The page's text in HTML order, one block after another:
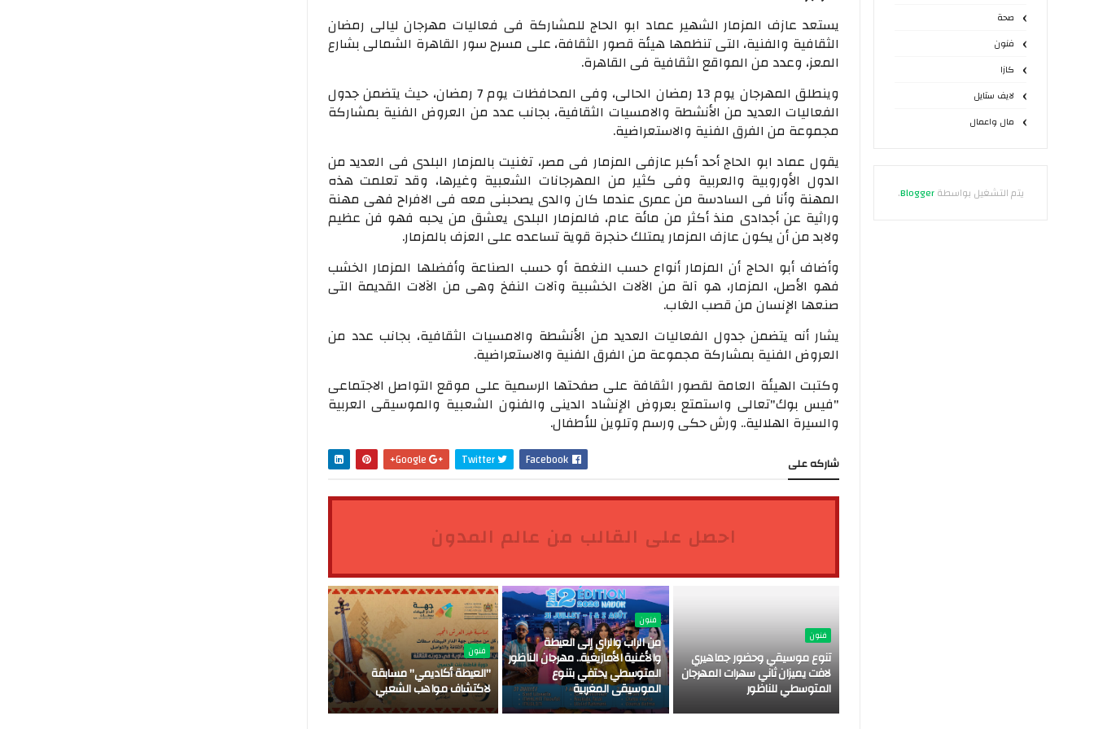
صحة
فنون
كازا
لايف ستايل
مال واعمال
يتم التشغيل بواسطةBlogger
.
يستعد عازف المزمار الشهير عماد ابو الحاج للمشاركة فى فعاليات مهرجان ليالى رمضان
الثقافية والفنية، التى تنظمها هيئة قصور الثقافة، على مسرح سور القاهرة الشمالى بشارع
المعز، وعدد من المواقع الثقافية فى القاهرة.
وينطلق المهرجان يوم 13 رمضان الحالى، وفى المحافظات يوم 7 رمضان، حيث يتضمن جدول
الفعاليات العديد من الأنشطة والامسيات الثقافية، بجانب عدد من العروض الفنية بمشاركة
مجموعة من الفرق الفنية والاستعراضية.
يقول عماد ابو الحاج أحد أكبر عازفى المزمار فى مصر، تغنيت بالمزمار البلدى فى العديد من
الدول الأوروبية والعربية وفى كثير من المهرجانات الشعبية وغيرها، وقد تعلمت هذه
المهنة وأنا فى السادسة من عمرى عندما كان والدى يصحبنى معه فى الافراح فهى مهنة
وراثية عن أجدادى منذ أكثر من مائة عام، فالمزمار البلدى يعشق من يحبه فهو فن عظيم
ولابد من أن يكون عازف المزمار يمتلك حنجرة قوية تساعده على العزف بالمزمار.
وأضاف أبو الحاج أن المزمار أنواع حسب النغمة أو حسب الصناعة وأفضلها المزمار الخشب
فهو الأصل، المزمار، هو آلة من الآلات الخشبية وآلات النفخ وهى من الآلات القديمة التى
صنعها الإنسان من قصب الغاب.
يشار أنه يتضمن جدول الفعاليات العديد من الأنشطة والامسيات الثقافية، بجانب عدد من
العروض الفنية بمشاركة مجموعة من الفرق الفنية والاستعراضية.
وكتبت الهيئة العامة لقصور الثقافة على صفحتها الرسمية على موقع التواصل الاجتماعى
"فيس بوك"تعالى واستمتع بعروض الإنشاد الدينى والفنون الشعبية والموسيقى العربية
والسيرة الهلالية.. ورش حكى ورسم وتلوين للأطفال.
شاركه على Facebook
Twitter
احصل على القالب من عالم المدون
فنون
تنوع موسيقي وحضور جماهيري
لافت يميزان ثاني سهرات المهرجان
المتوسطي للناظور
فنون
من الراب والراي إلى العيطة
والأغنية الأمازيغية.. مهرجان الناظور
المتوسطي يحتفي بتنوع
الموسيقى المغربية
فنون
"العيطة أكاديمي" مسابقة
لاكتشاف مواهب الشعبي